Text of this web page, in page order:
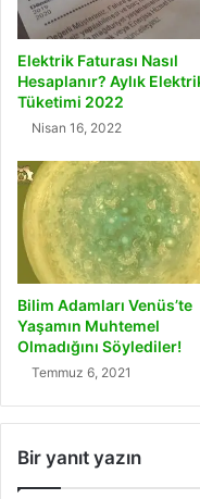
Elektrik Faturası Nasıl
Hesaplanır? Aylık
Tüketimi 2022
Nisan 16, 2022
Bilim Adamları Venüs’te
Yaşamın Muhtemel
Olmadığını Söylediler!
Temmuz 6, 2021
Bir yanıt yazın